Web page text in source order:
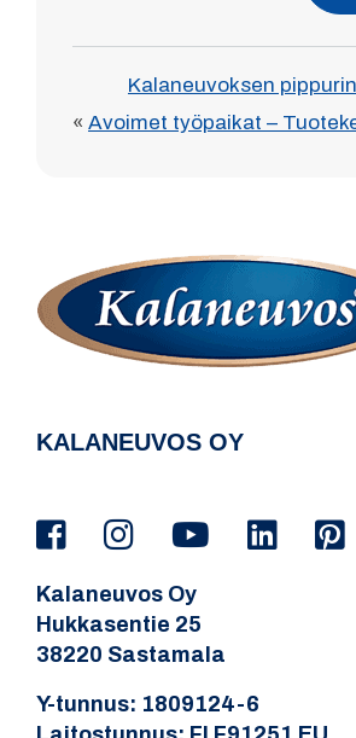
Kalaneuvoksen
« Avoimet työpaikat –
KALANEUVOS OY
Kalaneuvos Oy
Hukkasentie 25
38220 Sastamala
Y-tunnus: 1809124-6